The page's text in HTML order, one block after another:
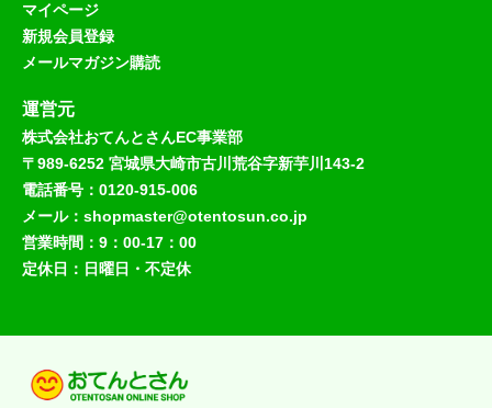
マイページ
新規会員登録
メールマガジン購読
運営元
株式会社おてんとさんEC事業部
〒989-6252 宮城県大崎市古川荒谷字新芋川143-2
電話番号：0120-915-006
メール：shopmaster@otentosun.co.jp
営業時間：9：00-17：00
定休日：日曜日・不定休